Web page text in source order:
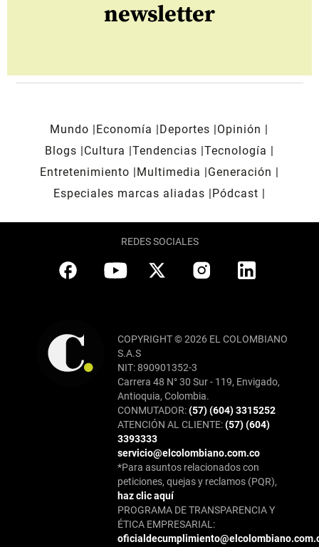
newsletter
Mundo Economía Deportes
Opinión
Blogs
Cultura Tendencias Tecnología
Entretenimiento
Multimedia
Generación
Especiales marcas aliadas
Pódcast
REDES SOCIALES
COPYRIGHT © 2026 EL COLOMBIANO
S.A.S
NIT: 890901352-3
Carrera 48 N° 30 Sur - 119, Envigado,
Antioquia, Colombia.
CONMUTADOR:(57) (604) 3315252
ATENCIÓN AL CLIENTE:(57) (604)
3393333
servicio@elcolombiano.com.co
*Para asuntos relacionados con
peticiones, quejas y reclamos (PQR),
haz clic aquí
PROGRAMA DE TRANSPARENCIA Y
ÉTICA EMPRESARIAL: